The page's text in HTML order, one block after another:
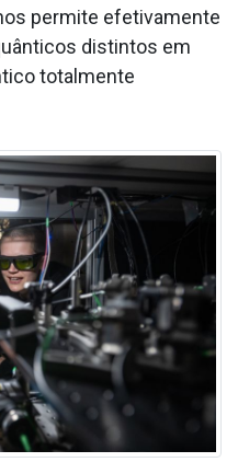
permite efetivamente
distintos em
totalmente